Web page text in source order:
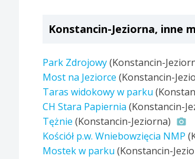
Konstancin-Jeziorna, inne
Park Zdrojowy(Konstancin-
Most na Jeziorce (Konstancin-
Taras widokowy w parku
CH Stara Papiernia (Konstancin-
Tężnie (Konstancin-Jeziorna)
Kościół p.w. Wniebowzięcia NMP
Mostek w parku (Konstancin-